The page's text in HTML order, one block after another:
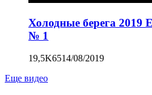
Холодные берега
№ 1
19,5K6514/08/2019
Еще видео